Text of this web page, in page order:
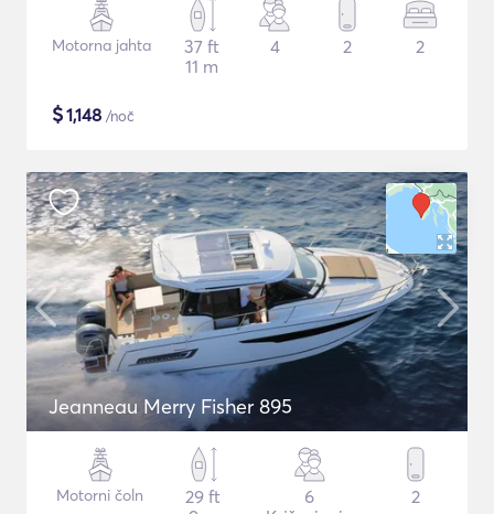
Motorna jahta
37 ft
11 m
4 2 2
$1,148 /noč
Jeanneau Merry Fisher 895
Motorni čoln
29 ft
6
2